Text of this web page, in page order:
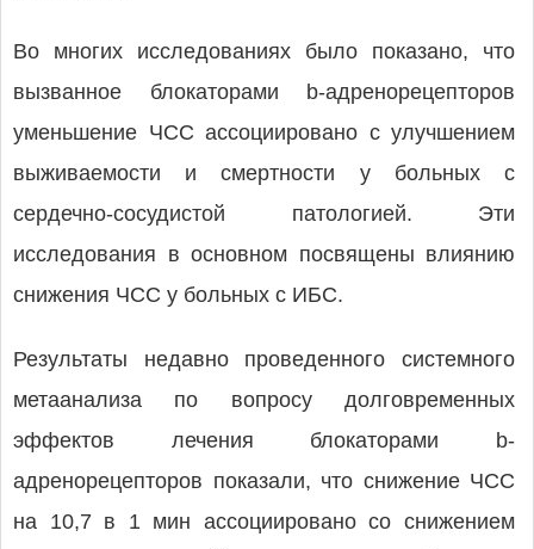
Во многих исследованиях было показано, что
вызванное блокаторами b-адренорецепторов
уменьшение ЧСС ассоциировано с улучшением
выживаемости и смертности у больных с
сердечно-сосудистой патологией. Эти
исследования в основном посвящены влиянию
снижения ЧСС у больных с ИБС.
Результаты недавно проведенного системного
метаанализа по вопросу долговременных
эффектов лечения блокаторами b-
адренорецепторов показали, что снижение ЧСС
на 10,7 в 1 мин ассоциировано со снижением